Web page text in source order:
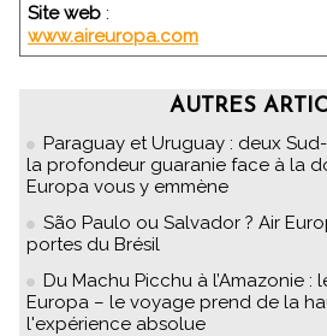
Site web :
www.aireuropa.com
AUTRES
Paraguay et Uruguay : deux
la profondeur guaranie face à la
Europa vous y emmène
São Paulo ou Salvador ? Air
portes du Brésil
Du Machu Picchu à l’Amazonie :
Europa – le voyage prend de la
l'expérience absolue